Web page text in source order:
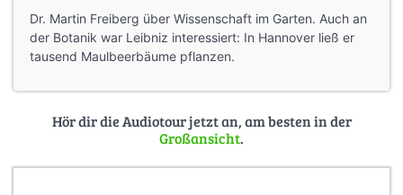
Dr. Martin Freiberg über Wissenschaft im Garten. Auch an
der Botanik war Leibniz interessiert: In Hannover ließ er
tausend Maulbeerbäume pflanzen.
Hör dir die Audiotour jetzt an, am besten in der
Großansicht.